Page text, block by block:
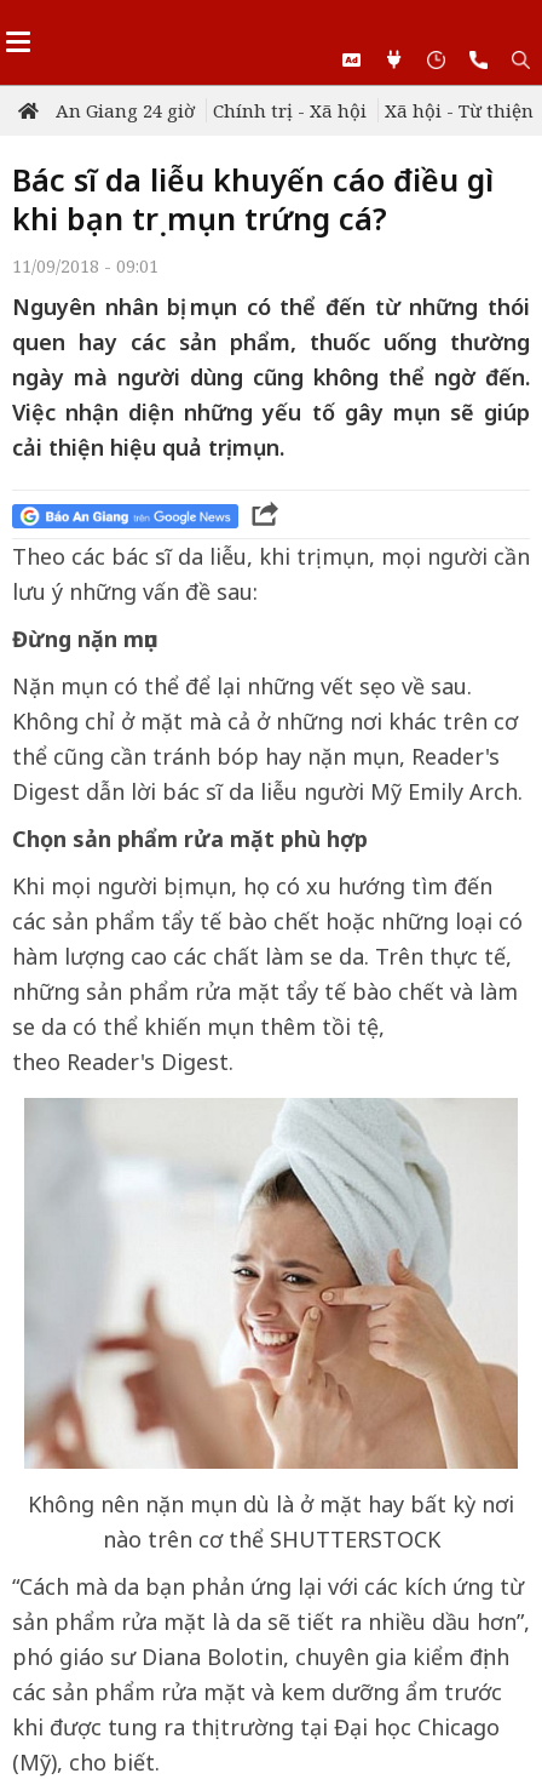
An Giang 24 giờ Chính trị - Xã hội Xã hội - Từ thiện
Bác sĩ da liễu khuyến cáo điều gì
khi bạn trị mụn trứng cá?
11/09/2018 - 09:01
Nguyên nhân bị mụn có thể đến từ những thói
quen hay các sản phẩm, thuốc uống thường
ngày mà người dùng cũng không thể ngờ đến.
Việc nhận diện những yếu tố gây mụn sẽ giúp
cải thiện hiệu quả trị mụn.
Theo các bác sĩ da liễu, khi trị mụn, mọi người cần
lưu ý những vấn đề sau:
Đừng nặn mụn
Nặn mụn có thể để lại những vết sẹo về sau.
Không chỉ ở mặt mà cả ở những nơi khác trên cơ
thể cũng cần tránh bóp hay nặn mụn, Reader's
Digest dẫn lời bác sĩ da liễu người Mỹ Emily Arch.
Chọn sản phẩm rửa mặt phù hợp
Khi mọi người bị mụn, họ có xu hướng tìm đến
các sản phẩm tẩy tế bào chết hoặc những loại có
hàm lượng cao các chất làm se da. Trên thực tế,
những sản phẩm rửa mặt tẩy tế bào chết và làm
se da có thể khiến mụn thêm tồi tệ,
theo Reader's Digest.
Không nên nặn mụn dù là ở mặt hay bất kỳ nơi
nào trên cơ thể SHUTTERSTOCK
“Cách mà da bạn phản ứng lại với các kích ứng từ
sản phẩm rửa mặt là da sẽ tiết ra nhiều dầu hơn”,
phó giáo sư Diana Bolotin, chuyên gia kiểm định
các sản phẩm rửa mặt và kem dưỡng ẩm trước
khi được tung ra thị trường tại Đại học Chicago
(Mỹ), cho biết.